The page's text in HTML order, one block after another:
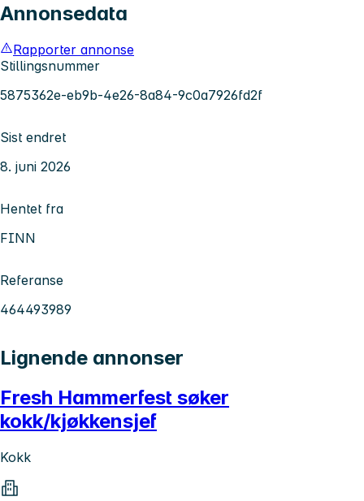
Annonsedata
Rapporter annonse
Stillingsnummer
5875362e-eb9b-4e26-8a84-9c0a7926fd2f
Sist endret
8. juni 2026
Hentet fra
FINN
Referanse
464493989
Lignende annonser
Fresh Hammerfest søker
kokk/kjøkkensjef
Kokk